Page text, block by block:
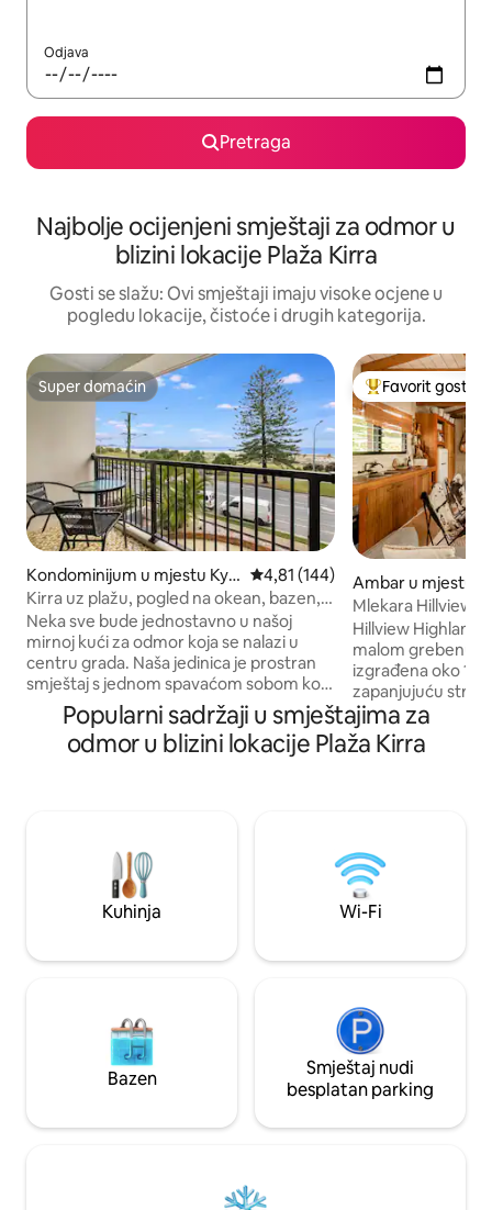
Odjava
Pretraga
Najbolje ocijenjeni smještaji za odmor u
blizini lokacije Plaža Kirra
Gosti se slažu: Ovi smještaji imaju visoke ocjene u
pogledu lokacije, čistoće i drugih kategorija.
Super domaćin
Super domaćin
Kondominijum u mjestu Кул
ангата
prosječna ocjena 4,81 od 5,
4,81 (144)
Kirra uz plažu, pogled na okean, bazen,
za 5 osoba
Neka sve bude jednostavno u našoj
mirnoj kući za odmor koja se nalazi u
centru grada. Naša jedinica je prostran
smještaj s jednom spavaćom sobom koji
se nalazi u srcu Kirre, na samo nekoliko
koraka od plaže Kirra i na 5 minuta
vožnje od međunarodnog aerodroma
uživanje u izlasku sunca iznad okeana,
posmatranje kitova zimi i opuštanje
nakon dugog dana na plaži.
Glavni favorit
Favorit gostiju
Ambar u mjestu
Valley
Mlekara Hillview –
dočekujemo!
visoravnima
Hillview Highland
malom grebenu,
izgrađena oko
zapanjujuću
Talebadžera,
poljoprivredni pejzaž
krava i 🐴
sjedila kao dio
mliječnih
zaleđu Zlatne
poljoprivrednog
Popularni sadržaji u smještajima za
odmor u blizini lokacije Plaža Kirra
Kuhinja Wi-Fi
Bazen
Smještaj nudi
besplatan parking